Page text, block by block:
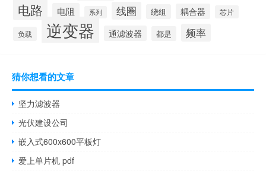
电路 电阻 系列 线圈 绕组 耦合器 芯片
负载 逆变器 通滤波器 都是 频率
猜你想看的文章
坚力滤波器
光伏建设公司
嵌入式600x600平板灯
爱上单片机 pdf